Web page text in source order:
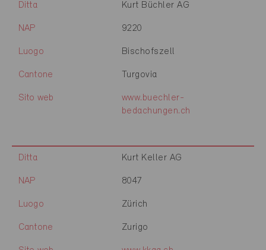
Ditta Kurt Büchler AG
NAP 9220
Luogo Bischofszell
Cantone Turgovia
Sito web
www.buechler-
bedachungen.ch
Ditta Kurt Keller AG
NAP 8047
Luogo Zürich
Cantone Zurigo